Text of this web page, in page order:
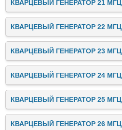
КВАРЦЕВЫЙ ГЕНЕРАТОР 21 МГЦ
КВАРЦЕВЫЙ ГЕНЕРАТОР 22 МГЦ
КВАРЦЕВЫЙ ГЕНЕРАТОР 23 МГЦ
КВАРЦЕВЫЙ ГЕНЕРАТОР 24 МГЦ
КВАРЦЕВЫЙ ГЕНЕРАТОР 25 МГЦ
КВАРЦЕВЫЙ ГЕНЕРАТОР 26 МГЦ